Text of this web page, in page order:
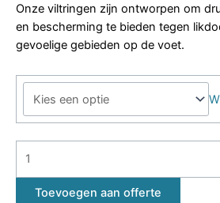
Onze viltringen zijn ontworpen om
en bescherming te bieden tegen
gevoelige gebieden op de voet.
Toevoegen aan offerte